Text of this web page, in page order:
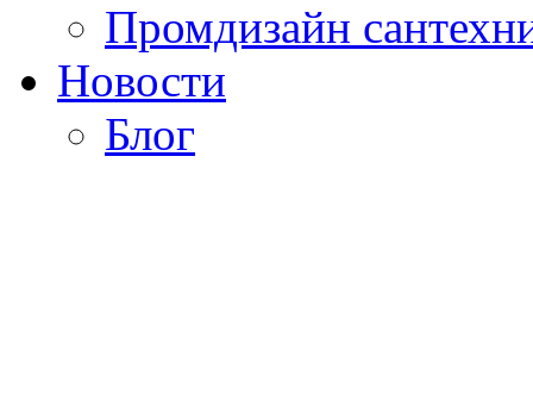
Промдизайн
Новости
Блог